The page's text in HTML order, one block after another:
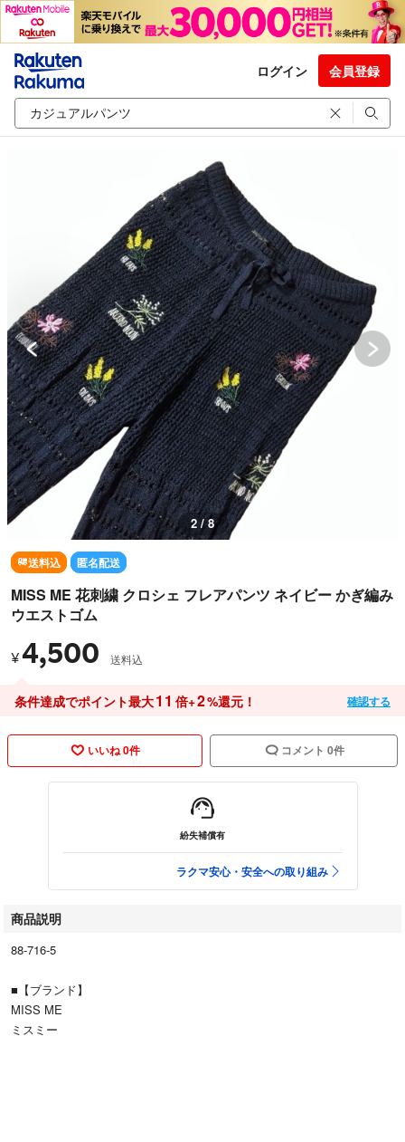
ログイン 会員登録
2 / 8
送料込 匿名配送
MISS ME 花刺繍 クロシェ フレアパンツ ネイビー かぎ編み
ウエストゴム
¥4,500 送料込
条件達成でポイント最大11 倍+2%還元！ 確認する
いいね 0件 コメント 0件
紛失補償有
ラクマ安心・安全への取り組み
商品説明
88-716-5
■【ブランド】
MISS ME
ミスミー